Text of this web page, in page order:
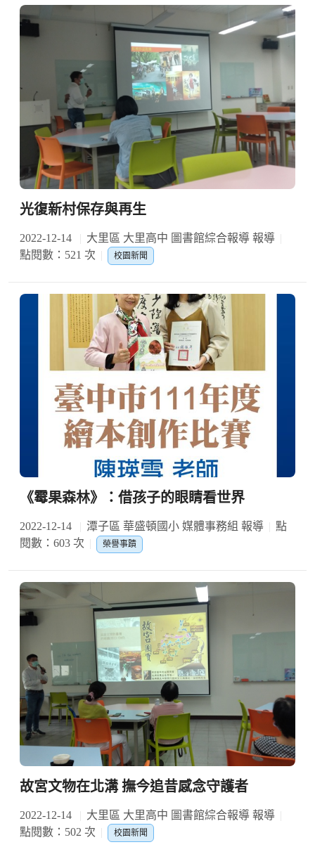
光復新村保存與再生
2022-12-14
大里區 大里高中 圖書館綜合報導 報導
點閱數：521 次
校園新聞
《霉果森林》：借孩子的眼睛看世界
2022-12-14 潭子區 華盛頓國小 媒體事務組 報導
點
閱數：603 次
榮譽事蹟
故宮文物在北溝 撫今追昔感念守護者
2022-12-14
大里區 大里高中 圖書館綜合報導 報導
點閱數：502 次
校園新聞